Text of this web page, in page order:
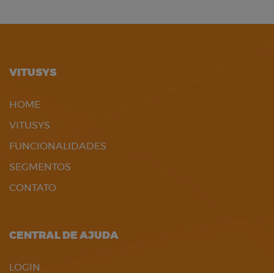
VITUSYS
HOME
VITUSYS
FUNCIONALIDADES
SEGMENTOS
CONTATO
CENTRAL DE AJUDA
LOGIN